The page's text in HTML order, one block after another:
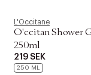
L'Occitane
O'ccitan Shower
250ml
219 SEK
250 ML